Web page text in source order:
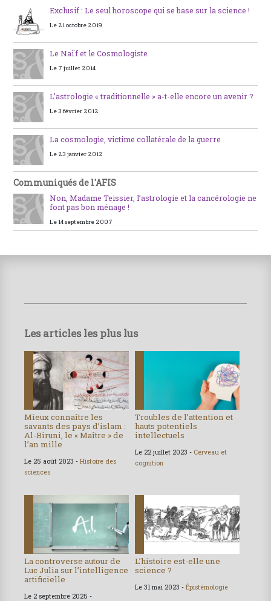
Exclusif : Le seul horoscope qui se base sur la science !
Le 21 octobre 2019
Le Naïf et le Cosmologiste
Le 7 juillet 2014
L’astrologie « traditionnelle » a-t-elle encore un avenir ?
Le 3 février 2012
La cosmologie, victime collatérale de la guerre
Le 23 janvier 2012
Communiqués de l'AFIS
Non, Madame Teissier, l’astrologie et la cancérologie ne
font pas bon ménage !
Le 14 septembre 2007
Les articles les plus lus
Mieux connaître les
savants des pays d’islam :
Al-Biruni, le « Maître » de
l’an mille
Le 25 août 2023 - Histoire des
sciences
Troubles de l’attention et
hauts potentiels
intellectuels
Le 22 juillet 2023 - Cerveau et
cognition
La controverse autour de
Luc Julia sur l’intelligence
artificielle
Le 2 septembre 2025 -
L’histoire est-elle une
science ?
Le 31 mai 2023 - Épistémologie